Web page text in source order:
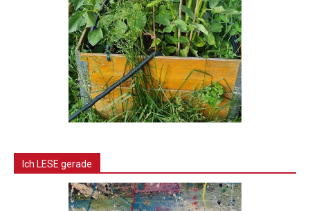
Ich LESE gerade